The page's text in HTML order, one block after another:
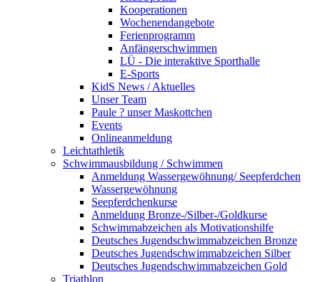
Kooperationen
Wochenendangebote
Ferienprogramm
Anfängerschwimmen
LÜ - Die interaktive Sporthalle
E-Sports
KidS News / Aktuelles
Unser Team
Paule ? unser Maskottchen
Events
Onlineanmeldung
Leichtathletik
Schwimmausbildung / Schwimmen
Anmeldung Wassergewöhnung/ Seepferdchen
Wassergewöhnung
Seepferdchenkurse
Anmeldung Bronze-/Silber-/Goldkurse
Schwimmabzeichen als Motivationshilfe
Deutsches Jugendschwimmabzeichen Bronze
Deutsches Jugendschwimmabzeichen Silber
Deutsches Jugendschwimmabzeichen Gold
Triathlon